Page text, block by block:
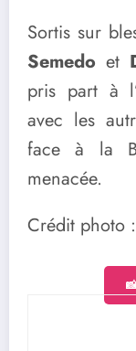
Sortis sur
Semedo et
pris part à
avec les
face à la
menacée.
Crédit photo